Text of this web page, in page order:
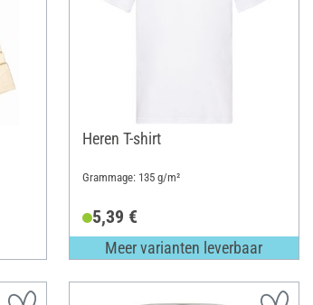
Heren T-shirt
Grammage: 135 g/m²
5,39 €
Meer varianten leverbaar